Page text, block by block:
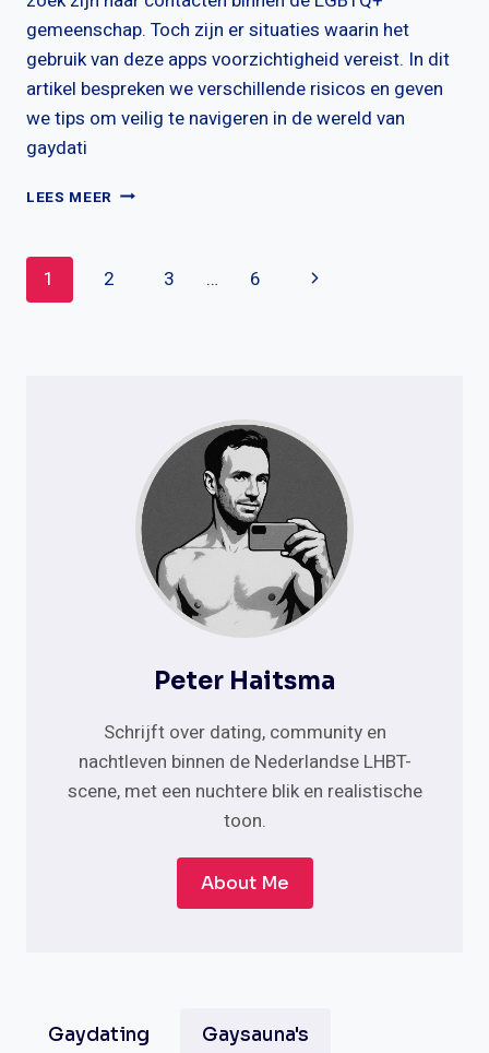
gemeenschap. Toch zijn er situaties waarin het
gebruik van deze apps voorzichtigheid vereist. In dit
artikel bespreken we verschillende risicos en geven
we tips om veilig te navigeren in de wereld van
gaydati
LEES MEER WANNEER
ZIJN
Paginanavigatie
1 2 3 … 6
Volgende
Peter Haitsma
Schrijft over dating, community en
nachtleven binnen de Nederlandse LHBT-
scene, met een nuchtere blik en realistische
toon.
About Me
Gaydating Gaysauna's